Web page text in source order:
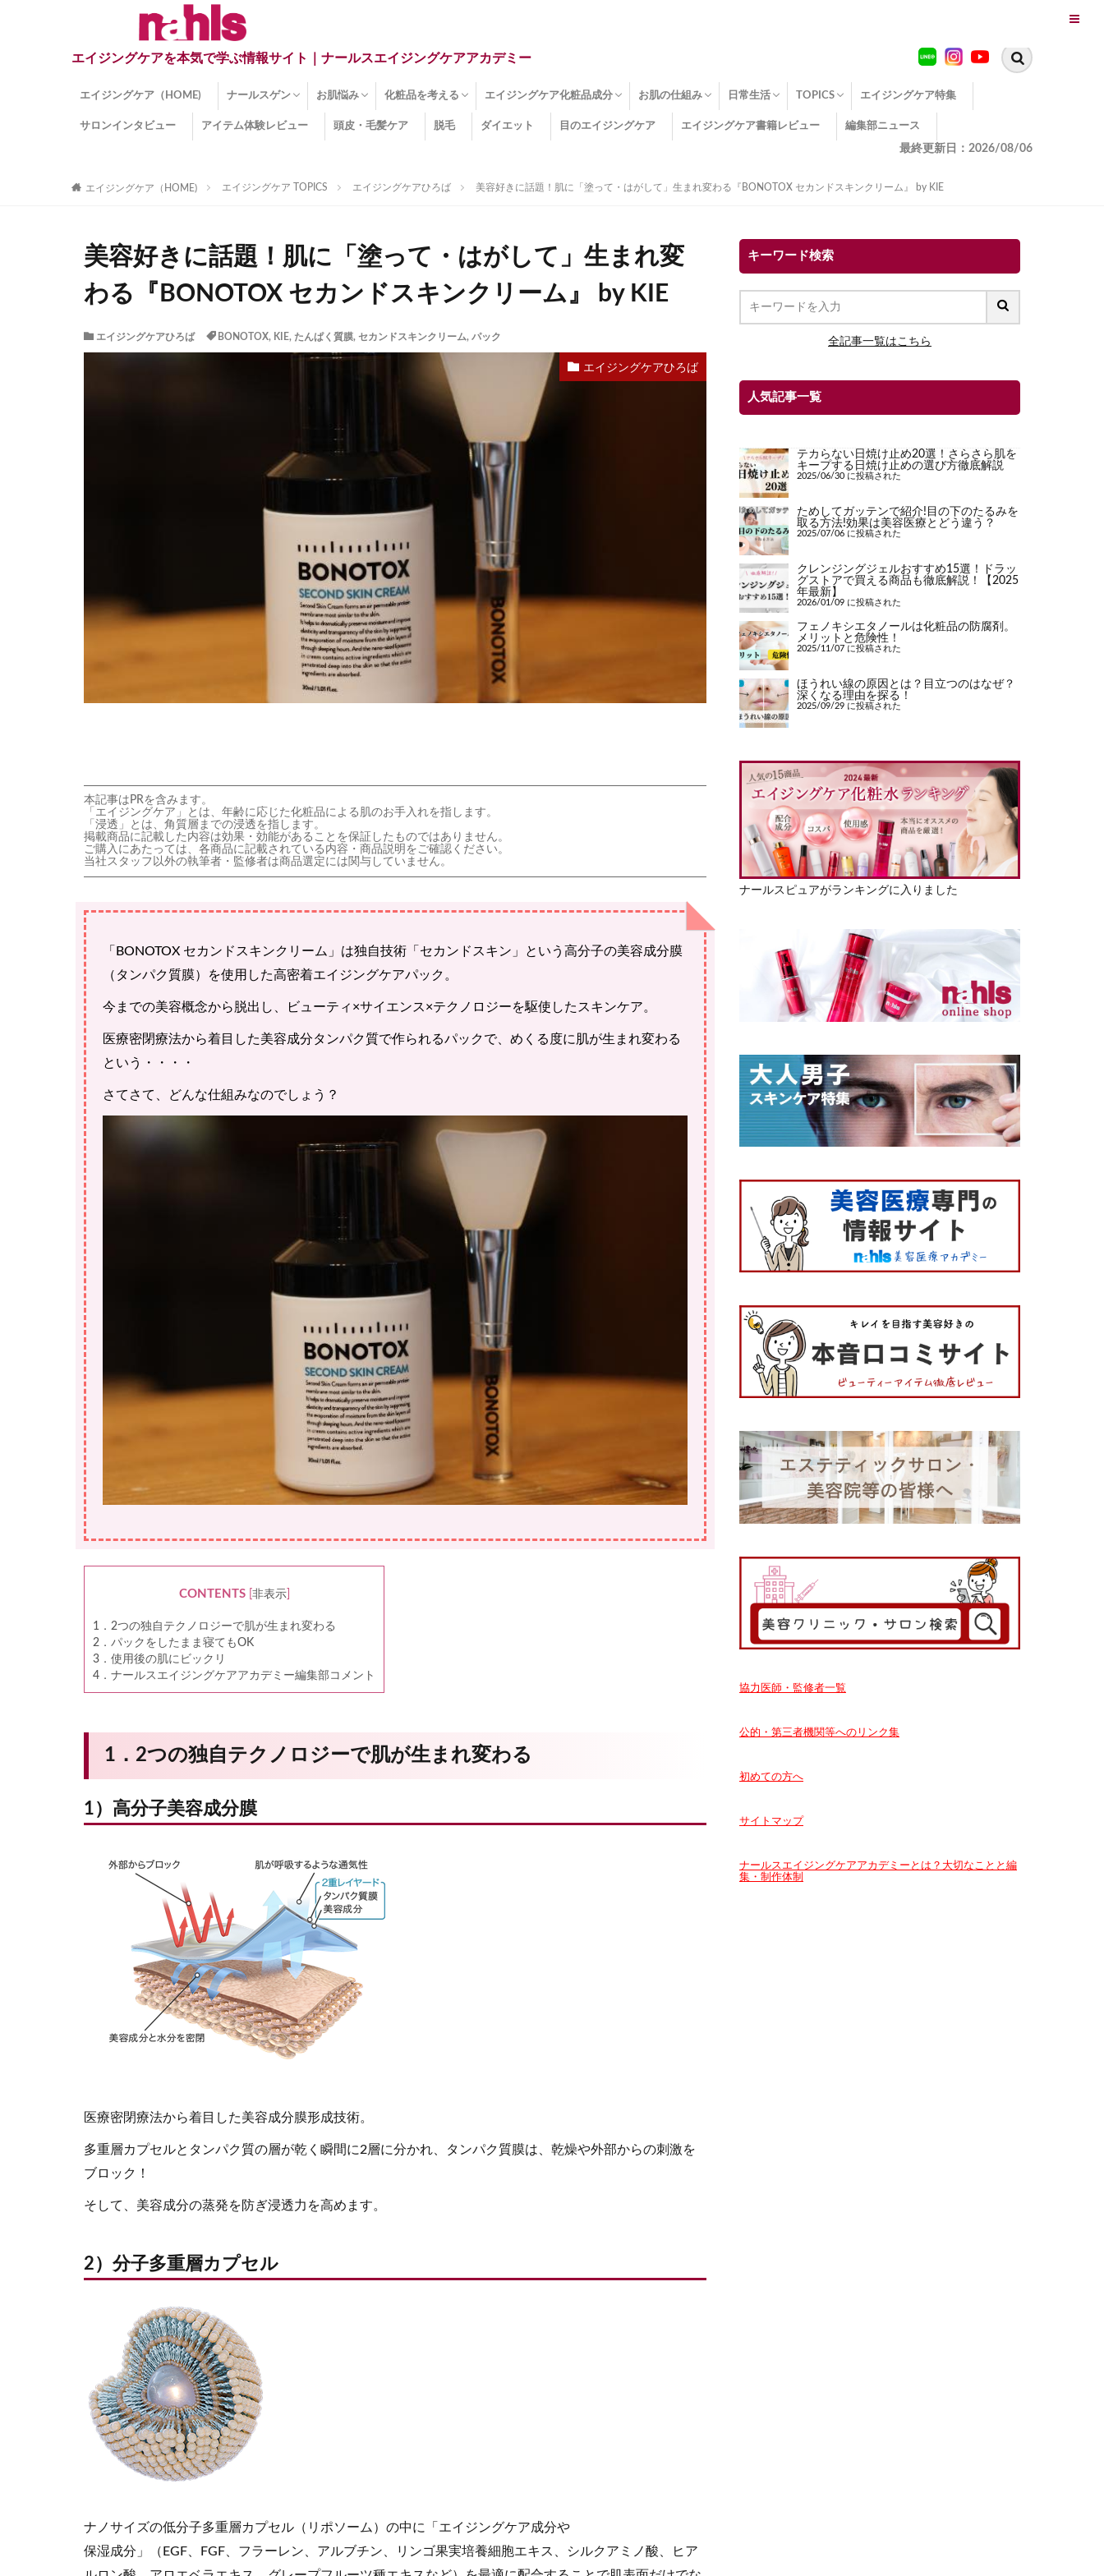
エイジングケアを本気で学ぶ情報サイト｜ナールスエイジングケアアカデミー
エイジングケア（HOME) ナールスゲン
ナールスゲンとは？
ナールスゲン関連成分
お肌悩み
インナードライ肌
くすみ
目の下のクマ
しみ
しわ
顔・頭皮のたるみ
ほうれい線
毛穴
手荒れ
乾燥肌
敏感肌
紫外線ダメージ
薄毛
その他のお肌悩み
化粧品を考える
エイジングケア化粧品
化粧水
美容液
保湿クリーム
酵素洗顔
ハンドクリーム
フェイスマスク
ほうれい線化粧品
コラーゲン化粧品
メイク化粧品
洗顔・クレンジング
オールインワン化粧品
その他の化粧品
エイジングケア化粧品成分
エイジングケア化粧品(成分)
セラミド
ネオダーミル
プロテオグリカン
ビタミンC誘導体
コラーゲン
その他の化粧品成分
お肌の仕組み
エイジング
ターンオーバー
皮下組織
表皮
真皮
表皮常在菌
女性ホルモン
その他
日常生活
糖化
便秘
TOPICS
エイジングケア TOPICS
コラーゲンサプリの効果
エイジングケアクイズ
季節別のエイジングケア
幸福とエイジングケア
温活でアンチエイジング
イオン導入
エイジングケア3つのポイント
エイジングケアセミナー
エイジングケアトピックス
動画でみるエイジングケア
エイジングケア特集
サロンインタビュー アイテム体験レビュー 頭皮・毛髪ケア 脱毛 ダイエット 目のエイジングケア エイジングケア書籍レビュー 編集部ニュース
最終更新日：2026/08/06
エイジングケア（HOME) エイジングケア TOPICS エイジングケアひろば 美容好きに話題！肌に「塗って・はがして」生まれ変わる『BONOTOX セカンドスキンクリーム』 by KIE
美容好きに話題！肌に「塗って・はがして」生まれ変
わる『BONOTOX セカンドスキンクリーム』 by KIE
エイジングケアひろば BONOTOX, KIE, たんぱく質膜, セカンドスキンクリーム, パック
エイジングケアひろば
本記事はPRを含みます。
「エイジングケア」とは、年齢に応じた化粧品による肌のお手入れを指します。
「浸透」とは、角質層までの浸透を指します。
掲載商品に記載した内容は効果・効能があることを保証したものではありません。
ご購入にあたっては、各商品に記載されている内容・商品説明をご確認ください。
当社スタッフ以外の執筆者・監修者は商品選定には関与していません。
「BONOTOX セカンドスキンクリーム」は独自技術「セカンドスキン」という高分子の美容成分膜
（タンパク質膜）を使用した高密着エイジングケアパック。
今までの美容概念から脱出し、ビューティ×サイエンス×テクノロジーを駆使したスキンケア。
医療密閉療法から着目した美容成分タンパク質で作られるパックで、めくる度に肌が生まれ変わる
という・・・・
さてさて、どんな仕組みなのでしょう？
CONTENTS 非表示]
1．2つの独自テクノロジーで肌が生まれ変わる
2．パックをしたまま寝てもOK
3．使用後の肌にビックリ
4．ナールスエイジングケアアカデミー編集部コメント
1．2つの独自テクノロジーで肌が生まれ変わる
1）高分子美容成分膜
医療密閉療法から着目した美容成分膜形成技術。
多重層カプセルとタンパク質の層が乾く瞬間に2層に分かれ、タンパク質膜は、乾燥や外部からの刺激を
ブロック！
そして、美容成分の蒸発を防ぎ浸透力を高めます。
2）分子多重層カプセル
ナノサイズの低分子多重層カプセル（リポソーム）の中に「エイジングケア成分や
保湿成分」（EGF、FGF、フラーレン、アルブチン、リンゴ果実培養細胞エキス、シルクアミノ酸、ヒア
キーワード検索
全記事一覧はこちら
人気記事一覧
テカらない日焼け止め20選！さらさら肌を
キープする日焼け止めの選び方徹底解説
2025/06/30 に投稿された
ためしてガッテンで紹介!目の下のたるみを
取る方法!効果は美容医療とどう違う？
2025/07/06 に投稿された
クレンジングジェルおすすめ15選！ドラッ
グストアで買える商品も徹底解説！【2025
年最新】
2026/01/09 に投稿された
フェノキシエタノールは化粧品の防腐剤。
メリットと危険性！
2025/11/07 に投稿された
ほうれい線の原因とは？目立つのはなぜ？
深くなる理由を探る！
2025/09/29 に投稿された
ナールスピュアがランキングに入りました
協力医師・監修者一覧
公的・第三者機関等へのリンク集
初めての方へ
サイトマップ
ナールスエイジングケアアカデミーとは？大切なことと編
集・制作体制